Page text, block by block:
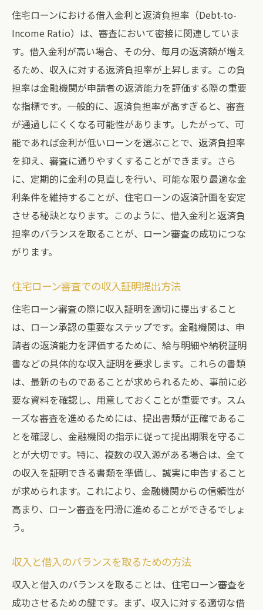
住宅ローンにおける借入金利と返済負担率（Debt-to-
Income Ratio）は、審査において密接に関連していま
す。借入金利が高い場合、その分、毎月の返済額が増え
るため、収入に対する返済負担率が上昇します。この負
担率は金融機関が申請者の返済能力を評価する際の重要
な指標です。一般的に、返済負担率が高すぎると、審査
が通過しにくくなる可能性があります。したがって、可
能であれば金利が低いローンを選ぶことで、返済負担率
を抑え、審査に通りやすくすることができます。さら
に、定期的に金利の見直しを行い、可能な限り最適な金
利条件を維持することが、住宅ローンの返済計画を安定
させる秘訣となります。このように、借入金利と返済負
担率のバランスを取ることが、ローン審査の成功につな
がります。
住宅ローン審査での収入証明提出方法
住宅ローン審査の際に収入証明を適切に提出すること
は、ローン承認の重要なステップです。金融機関は、申
請者の返済能力を評価するために、給与明細や納税証明
書などの具体的な収入証明を要求します。これらの書類
は、最新のものであることが求められるため、事前に必
要な資料を確認し、用意しておくことが重要です。スム
ーズな審査を進めるためには、提出書類が正確であるこ
とを確認し、金融機関の指示に従って提出期限を守るこ
とが大切です。特に、複数の収入源がある場合は、全て
の収入を証明できる書類を準備し、誠実に申告すること
が求められます。これにより、金融機関からの信頼性が
高まり、ローン審査を円滑に進めることができるでしょ
う。
収入と借入のバランスを取るための方法
収入と借入のバランスを取ることは、住宅ローン審査を
成功させるための鍵です。まず、収入に対する適切な借